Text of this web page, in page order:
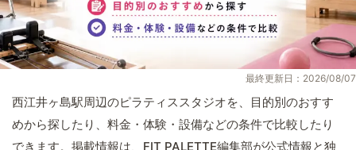
最終更新日：2026/08/07
西江井ヶ島駅周辺のピラティススタジオを、目的別のおすす
めから探したり、料金・体験・設備などの条件で比較したり
できます。掲載情報は、FIT PALETTE編集部が公式情報と独